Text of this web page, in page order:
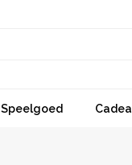
Speelgoed